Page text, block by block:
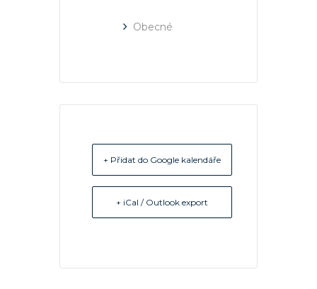
Obecné
+ Přidat do Google kalendáře
+ iCal / Outlook export